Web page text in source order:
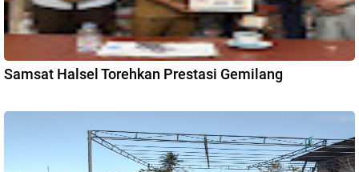
Samsat Halsel Torehkan Prestasi Gemilang